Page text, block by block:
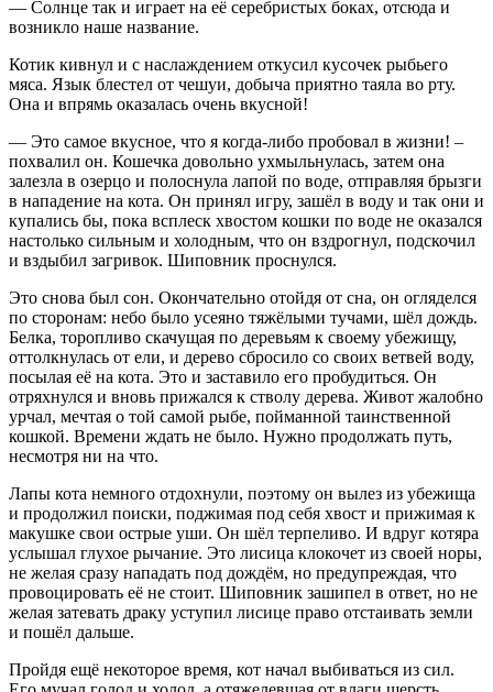
— Солнце так и играет на её серебристых боках, отсюда и
возникло наше название.
Котик кивнул и с наслаждением откусил кусочек рыбьего
мяса. Язык блестел от чешуи, добыча приятно таяла во рту.
Она и впрямь оказалась очень вкусной!
— Это самое вкусное, что я когда-либо пробовал в жизни! –
похвалил он. Кошечка довольно ухмыльнулась, затем она
залезла в озерцо и полоснула лапой по воде, отправляя брызги
в нападение на кота. Он принял игру, зашёл в воду и так они и
купались бы, пока всплеск хвостом кошки по воде не оказался
настолько сильным и холодным, что он вздрогнул, подскочил
и вздыбил загривок. Шиповник проснулся.
Это снова был сон. Окончательно отойдя от сна, он огляделся
по сторонам: небо было усеяно тяжёлыми тучами, шёл дождь.
Белка, торопливо скачущая по деревьям к своему убежищу,
оттолкнулась от ели, и дерево сбросило со своих ветвей воду,
посылая её на кота. Это и заставило его пробудиться. Он
отряхнулся и вновь прижался к стволу дерева. Живот жалобно
урчал, мечтая о той самой рыбе, пойманной таинственной
кошкой. Времени ждать не было. Нужно продолжать путь,
несмотря ни на что.
Лапы кота немного отдохнули, поэтому он вылез из убежища
и продолжил поиски, поджимая под себя хвост и прижимая к
макушке свои острые уши. Он шёл терпеливо. И вдруг котяра
услышал глухое рычание. Это лисица клокочет из своей норы,
не желая сразу нападать под дождём, но предупреждая, что
провоцировать её не стоит. Шиповник зашипел в ответ, но не
желая затевать драку уступил лисице право отстаивать земли
и пошёл дальше.
Пройдя ещё некоторое время, кот начал выбиваться из сил.